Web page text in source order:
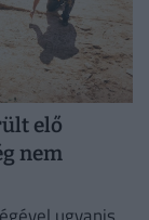
elő
nem